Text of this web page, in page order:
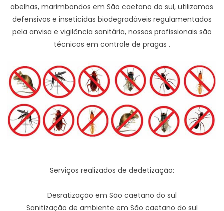
abelhas, marimbondos em São caetano do sul, utilizamos
defensivos e inseticidas biodegradáveis regulamentados
pela anvisa e vigilância sanitária, nossos profissionais são
técnicos em controle de pragas .
Serviços realizados de dedetização:
Desratização em São caetano do sul
Sanitização de ambiente em São caetano do sul